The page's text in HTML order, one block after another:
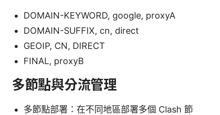
DOMAIN-KEYWORD, google, proxyA
DOMAIN-SUFFIX, cn, direct
GEOIP, CN, DIRECT
FINAL, proxyB
多節點與分流管理
多節點部署：在不同地區部署多個 Clash 節